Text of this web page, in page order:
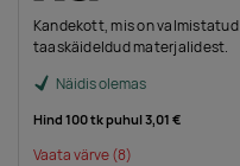
Kandekott, mis on valmistatud
taaskäideldud materjalidest.
Näidis olemas
Hind 100 tk puhul3,01 €
Vaata värve(8)